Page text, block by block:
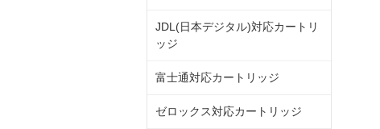
JDL(日本デジタル)対応カートリ
ッジ
富士通対応カートリッジ
ゼロックス対応カートリッジ